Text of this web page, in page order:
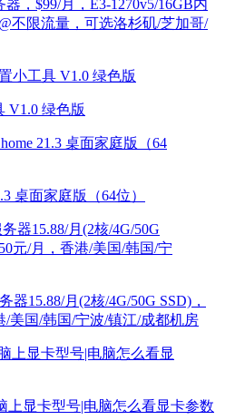
，$99/月，E3-1270v5/16GB内
不限流量，可选洛杉矶/芝加哥/
V1.0 绿色版
桌面家庭版（64位）
器15.88/月(2核/4G/50G SSD)，
/美国/韩国/宁波/镇江/成都机房
上显卡型号|电脑怎么看显卡参数